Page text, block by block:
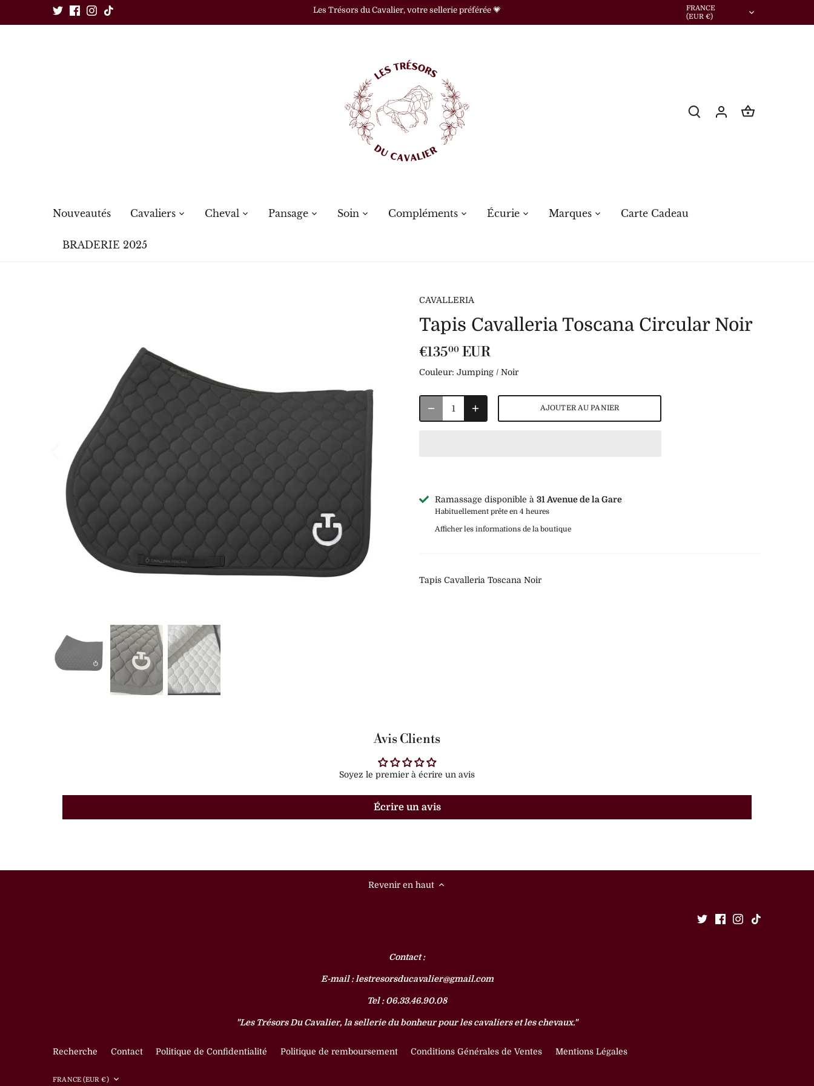
contenu
Les Trésors du Cavalier, votre sellerie préférée 💗 Devise
FRANCE
(EUR €)
Nouveautés Cavaliers Cheval Pansage Soin Compléments Écurie Marques Carte Cadeau
BRADERIE 2025
CAVALLERIA
Tapis Cavalleria Toscana Circular Noir
€13500 EUR
Couleur: Jumping / Noir
AJOUTER AU PANIER
Ramassage disponible à 31 Avenue de la Gare
Habituellement prête en 4 heures
Afficher les informations de la boutique
Tapis Cavalleria Toscana Noir
Avis Clients
Soyez le premier à écrire un avis
Écrire un avis
Revenir en haut
Contact :
E-mail : lestresorsducavalier@gmail.com
Tel : 06.33.46.90.08
"Les Trésors Du Cavalier, la sellerie du bonheur pour les cavaliers et les chevaux."
Recherche Contact Politique de Confidentialité Politique de remboursement Conditions Générales de Ventes Mentions Légales
FRANCE (EUR €)